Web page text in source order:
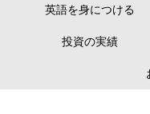
英語を身につける
投資の実績